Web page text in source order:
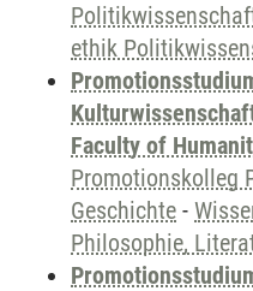
ethik
Faculty of
Promotionskolleg
Geschichte -
Philosophie,